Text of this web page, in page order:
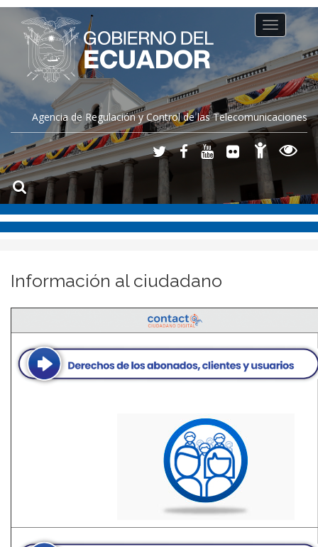
Agencia de Regulación y Control de las Telecomunicaciones
Toggle
navigation
Información al ciudadano